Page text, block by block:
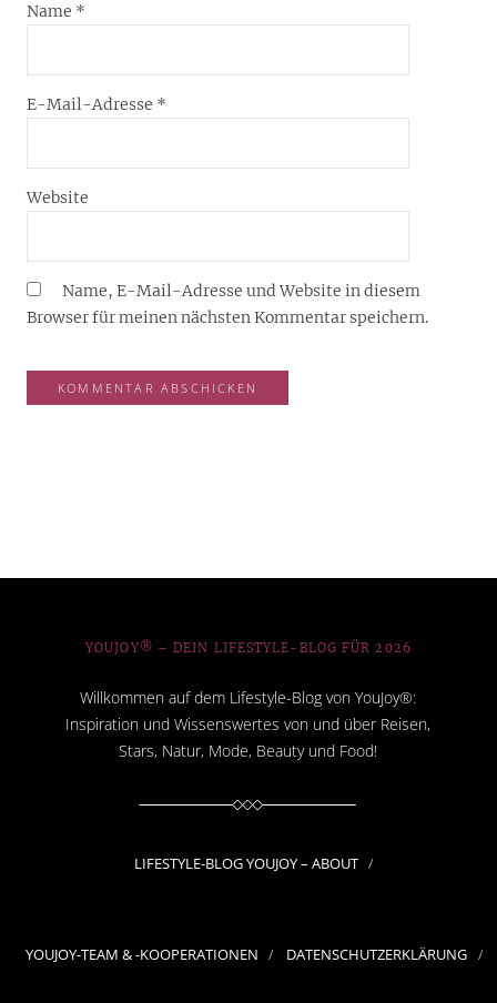
Name *
E-Mail-Adresse *
Website
Name, E-Mail-Adresse und Website in diesem
Browser für meinen nächsten Kommentar speichern.
YOUJOY® – DEIN LIFESTYLE-BLOG FÜR 2026
Willkommen auf dem Lifestyle-Blog von YouJoy®:
Inspiration und Wissenswertes von und über Reisen,
Stars, Natur, Mode, Beauty und Food!
LIFESTYLE-BLOG YOUJOY – ABOUT
YOUJOY-TEAM & -KOOPERATIONEN DATENSCHUTZERKLÄRUNG